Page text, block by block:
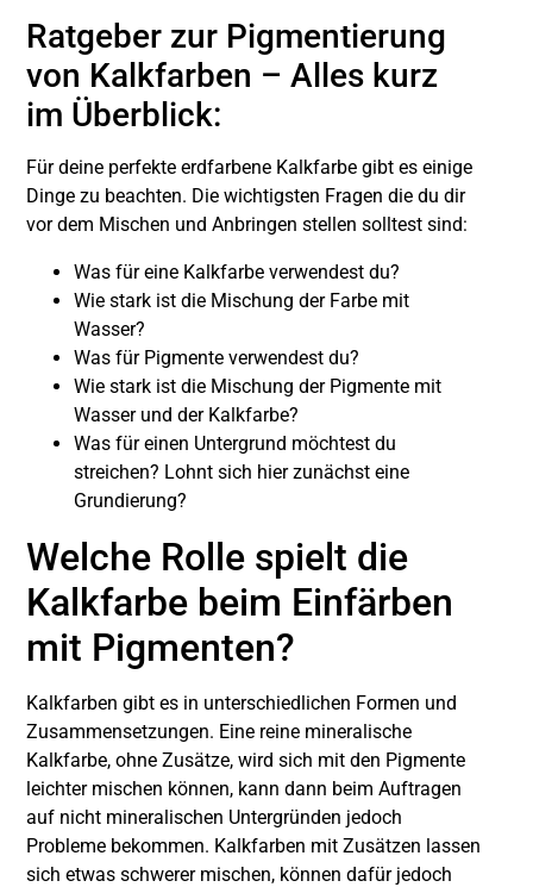
Ratgeber zur Pigmentierung
von Kalkfarben – Alles kurz
im Überblick:
Für deine perfekte erdfarbene Kalkfarbe gibt es einige
Dinge zu beachten. Die wichtigsten Fragen die du dir
vor dem Mischen und Anbringen stellen solltest sind:
Was für eine Kalkfarbe verwendest du?
Wie stark ist die Mischung der Farbe mit
Wasser?
Was für Pigmente verwendest du?
Wie stark ist die Mischung der Pigmente mit
Wasser und der Kalkfarbe?
Was für einen Untergrund möchtest du
streichen? Lohnt sich hier zunächst eine
Grundierung?
Welche Rolle spielt die
Kalkfarbe beim Einfärben
mit Pigmenten?
Kalkfarben gibt es in unterschiedlichen Formen und
Zusammensetzungen. Eine reine mineralische
Kalkfarbe, ohne Zusätze, wird sich mit den Pigmente
leichter mischen können, kann dann beim Auftragen
auf nicht mineralischen Untergründen jedoch
Probleme bekommen. Kalkfarben mit Zusätzen lassen
sich etwas schwerer mischen, können dafür jedoch